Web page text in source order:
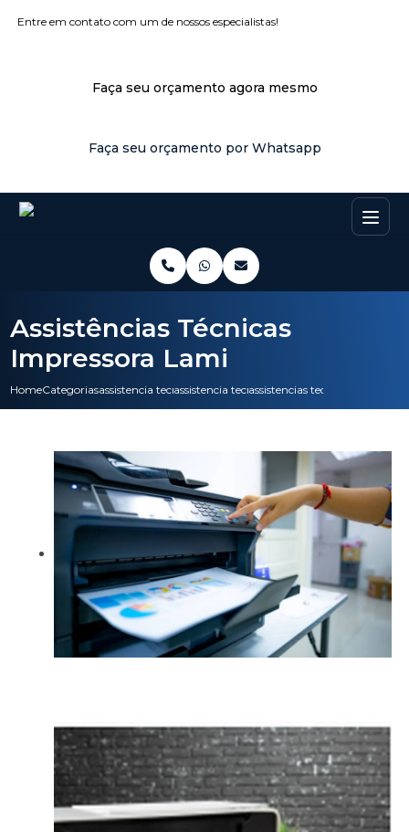
Entre em contato com um de nossos especialistas!
Faça seu orçamento agora mesmo
Faça seu orçamento por Whatsapp
HomeCategoriasassistencia tecnicaassistencia tecnica pcassistencias tecnicas
Assistências Técnicas
Impressora Lami